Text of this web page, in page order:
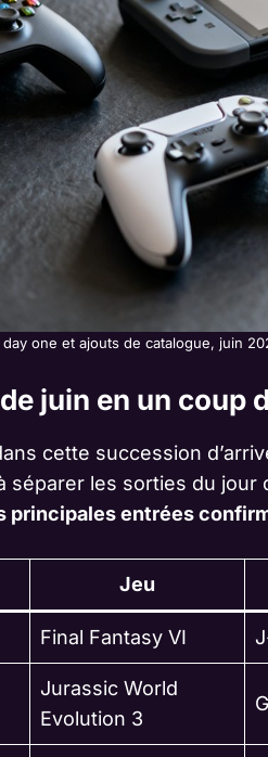
one et ajouts de catalogue, juin
juin en un coup
cette succession
séparer les sorties du
principales entrées
Jeu
Final Fantasy VI
Jurassic World
Evolution 3